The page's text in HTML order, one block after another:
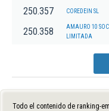
250.357 COREDEIN SL
250.358
AMAURO 10
LIMITADA
Todo el contenido de ranking-